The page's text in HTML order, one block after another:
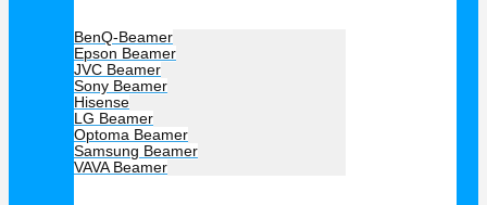
BenQ-Beamer
Epson Beamer
JVC Beamer
Sony Beamer
Hisense
LG Beamer
Optoma Beamer
Samsung Beamer
VAVA Beamer